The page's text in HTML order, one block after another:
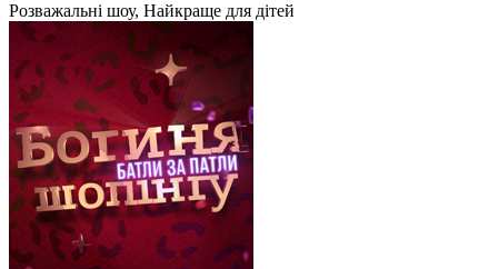
Розважальні шоу, Найкраще для дітей